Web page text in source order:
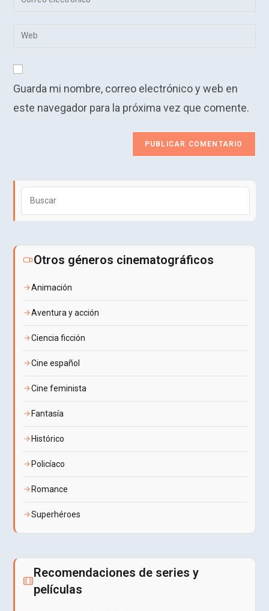
de
para
de
para
Introduce
de
tu
web
Guarda mi nombre, correo electrónico y web en
este navegador para la próxima vez que comente.
Otros géneros cinematográficos
Animación
Aventura y acción
Ciencia ficción
Cine español
Cine feminista
Fantasía
Histórico
Policíaco
Romance
Superhéroes
Recomendaciones de series y
películas